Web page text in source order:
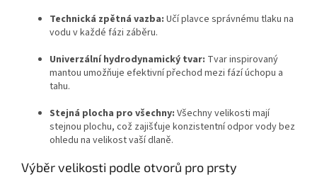
Technická zpětná vazba: Učí plavce správnému tlaku na
vodu v každé fázi záběru.
Univerzální hydrodynamický tvar: Tvar inspirovaný
mantou umožňuje efektivní přechod mezi fází úchopu a
tahu.
Stejná plocha pro všechny: Všechny velikosti mají
stejnou plochu, což zajišťuje konzistentní odpor vody bez
ohledu na velikost vaší dlaně.
Výběr velikosti podle otvorů pro prsty